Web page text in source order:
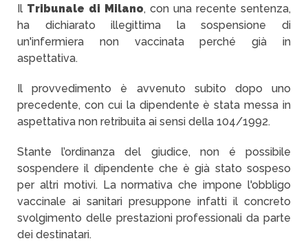
Il Tribunale di Milano, con una recente sentenza,
ha dichiarato illegittima la sospensione di
un'infermiera non vaccinata perché già in
aspettativa.
Il provvedimento è avvenuto subito dopo uno
precedente, con cui la dipendente è stata messa in
aspettativa non retribuita ai sensi della 104/1992.
Stante l’ordinanza del giudice, non é possibile
sospendere il dipendente che è già stato sospeso
per altri motivi. La normativa che impone l'obbligo
vaccinale ai sanitari presuppone infatti il concreto
svolgimento delle prestazioni professionali da parte
dei destinatari.